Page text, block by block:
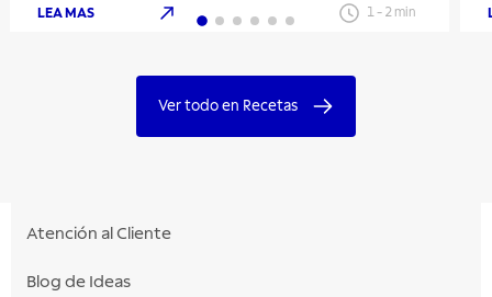
LEA MAS 1- 2 min
Ver todo en Recetas
Atención al Cliente
Blog de Ideas